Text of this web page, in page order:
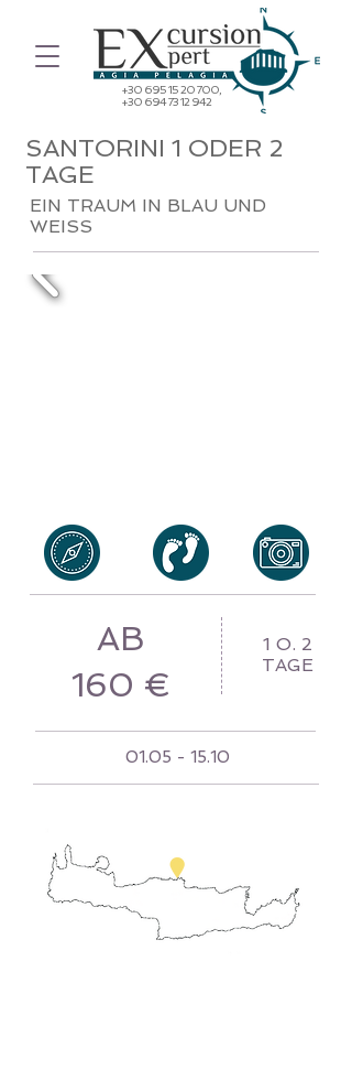
+30 695 15 20 700
+30 694 73 12 942
SANTORINI 1 ODER 2
TAGE
EIN TRAUM IN BLAU UND
WEISS
AB
160 €
1 O. 2
TAGE
01.05 - 15.10